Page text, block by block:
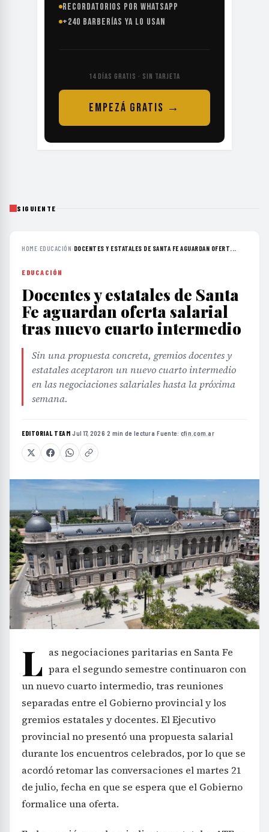
RECORDATORIOS POR WHATSAPP
+240 BARBERÍAS YA LO USAN
14 DÍAS GRATIS · SIN TARJETA
EMPEZÁ GRATIS →
SIGUIENTE
HOME›EDUCACIÓN› DOCENTES Y ESTATALES DE SANTA FE AGUARDAN OFERT...
EDUCACIÓN
Docentes y estatales de Santa
Fe aguardan oferta salarial
tras nuevo cuarto intermedio
Sin una propuesta concreta, gremios docentes y
estatales aceptaron un nuevo cuarto intermedio
en las negociaciones salariales hasta la próxima
semana.
EDITORIAL TEAM·Jul 17, 2026·2 min de lectura·Fuente: cfin.com.ar
L as negociaciones paritarias en Santa Fe
para el segundo semestre continuaron con
un nuevo cuarto intermedio, tras reuniones
separadas entre el Gobierno provincial y los
gremios estatales y docentes. El Ejecutivo
provincial no presentó una propuesta salarial
durante los encuentros celebrados, por lo que se
acordó retomar las conversaciones el martes 21
de julio, fecha en que se espera que el Gobierno
formalice una oferta.